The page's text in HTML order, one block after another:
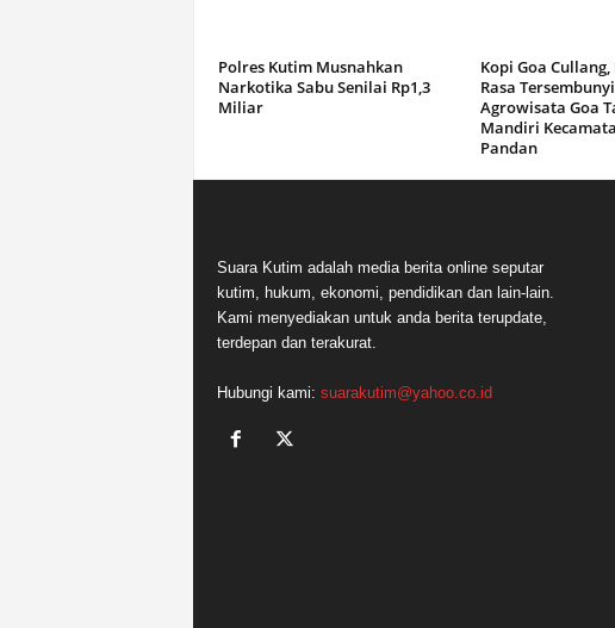
Polres Kutim Musnahkan
Narkotika Sabu Senilai Rp1,3
Miliar
Kopi Goa
Rasa
Agrowisata Goa
Mandiri
Pandan
Suara Kutim adalah media berita online seputar
kutim, hukum, ekonomi, pendidikan dan lain-lain.
Kami menyediakan untuk anda berita terupdate,
terdepan dan terakurat.
Hubungi kami: suarakutim@yahoo.co.id